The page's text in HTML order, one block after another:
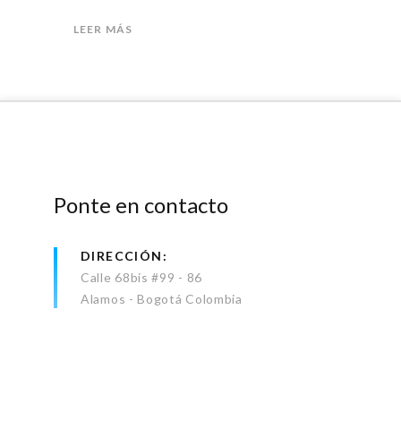
LEER MÁS
Ponte en contacto
DIRECCIÓN
Calle 68bis #99 - 86
Alamos - Bogotá Colombia